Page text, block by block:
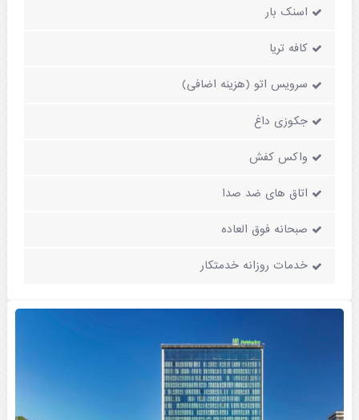
اسنک بار
کافه تریا
سرویس اتو (هزینه اضافی)
جکوزی داغ
واکس کفش
اتاق های ضد صدا
صبحانه فوق العاده
خدمات روزانه خدمتکار